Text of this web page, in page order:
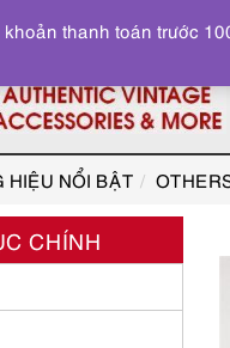
HIỆU NỔI BẬT
CHÍNH
thanh toán trước